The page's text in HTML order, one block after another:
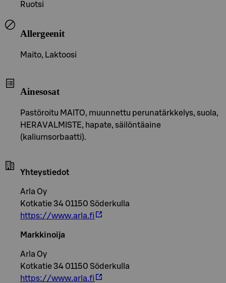
Ruotsi
Allergeenit
Maito, Laktoosi
Ainesosat
Pastöroitu MAITO, muunnettu perunatärkkelys, suola,
HERAVALMISTE, hapate, säilöntäaine
(kaliumsorbaatti).
Yhteystiedot
Arla Oy
Kotkatie 34 01150 Söderkulla
https://www.arla.fi
Markkinoija
Arla Oy
Kotkatie 34 01150 Söderkulla
https://www.arla.fi